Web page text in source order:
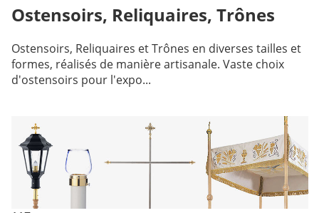
Ostensoirs, Reliquaires, Trônes
Ostensoirs, Reliquaires et Trônes en diverses tailles et
formes, réalisés de manière artisanale. Vaste choix
d'ostensoirs pour l'expo...